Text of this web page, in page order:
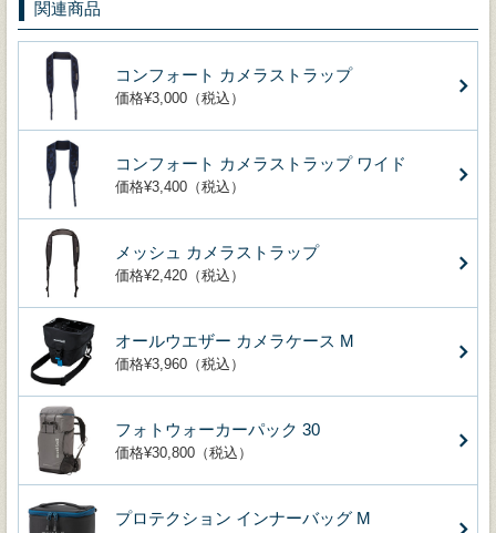
関連商品
コンフォート カメラストラップ
価格¥3,000（税込）
コンフォート カメラストラップ ワイド
価格¥3,400（税込）
メッシュ カメラストラップ
価格¥2,420（税込）
オールウエザー カメラケース M
価格¥3,960（税込）
フォトウォーカーパック 30
価格¥30,800（税込）
プロテクション インナーバッグ M